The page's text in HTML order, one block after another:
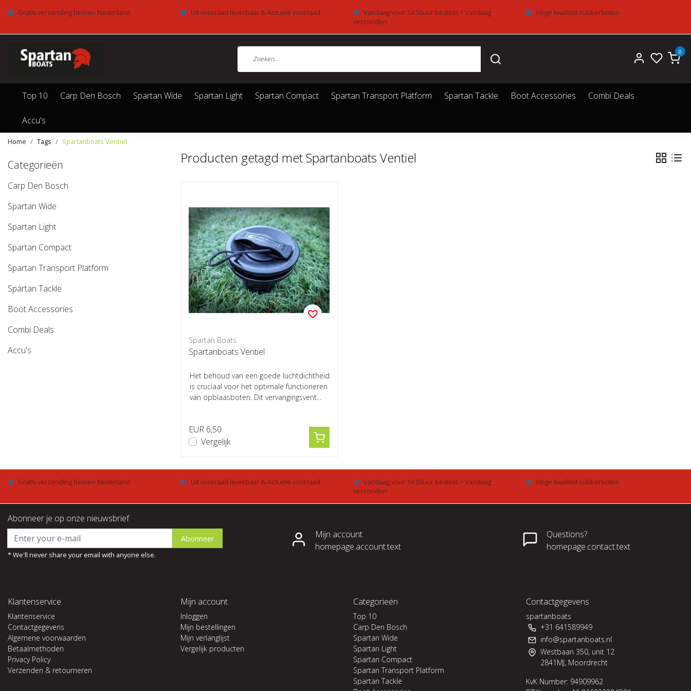
Gratis verzending binnen Nederland Uit voorraad leverbaar & Actuele voorraad
Vandaag voor 14:00uur besteld = Vandaag
verzonden
Hoge kwaliteit rubberboten
0
Top 10 Carp Den Bosch Spartan Wide Spartan Light Spartan Compact Spartan Transport Platform Spartan Tackle Boot Accessories Combi Deals
Accu's
Home Tags Spartanboats Ventiel
Categorieën
Carp Den Bosch
Spartan Wide
Spartan Light
Spartan Compact
Spartan Transport Platform
Spartan Tackle
Boot Accessories
Combi Deals
Accu's
Producten getagd met Spartanboats Ventiel
Spartan Boats
Spartanboats Ventiel
Het behoud van een goede luchtdichtheid
is cruciaal voor het optimale functioneren
van opblaasboten. Dit vervangingsvent...
EUR 6,50
Vergelijk
Gratis verzending binnen Nederland Uit voorraad leverbaar & Actuele voorraad
Vandaag voor 14:00uur besteld = Vandaag
verzonden
Hoge kwaliteit rubberboten
Abonneer je op onze nieuwsbrief
Abonneer
* We'll never share your email with anyone else.
Mijn account
homepage.account.text
Questions?
homepage.contact.text
Klantenservice
Klantenservice
Contactgegevens
Algemene voorwaarden
Betaalmethoden
Privacy Policy
Verzenden & retourneren
Mijn account
Inloggen
Mijn bestellingen
Mijn verlanglijst
Vergelijk producten
Categorieën
Top 10
Carp Den Bosch
Spartan Wide
Spartan Light
Spartan Compact
Spartan Transport Platform
Spartan Tackle
Contactgegevens
spartanboats
+31 641589949
info@spartanboats.nl
Westbaan 350, unit 12
2841MJ, Moordrecht
KvK Number: 94909962